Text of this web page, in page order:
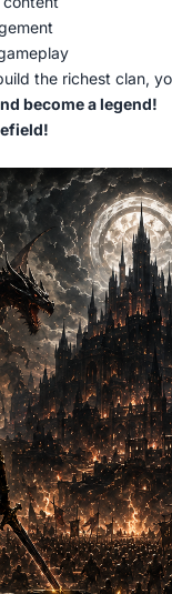
the richest clan,
become a legend!